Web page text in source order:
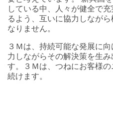
している中、人々が健全で
るよう、互いに協力しなが
なりません。
３Ｍは、持続可能な発展に
力しながらその解決策を生
す。３Ｍは、つねにお客様
続けます。